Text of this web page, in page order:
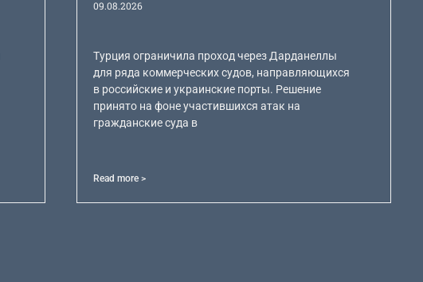
09.08.2026
Турция ограничила проход через Дарданеллы
для ряда коммерческих судов, направляющихся
в российские и украинские порты. Решение
принято на фоне участившихся атак на
гражданские суда в
Read more >